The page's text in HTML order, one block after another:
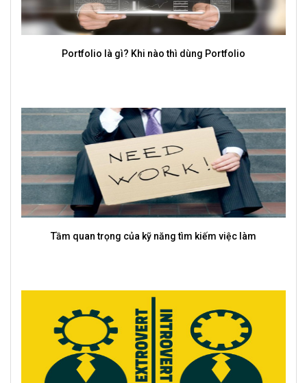
Portfolio là gì? Khi nào thì dùng Portfolio
Tầm quan trọng của kỹ năng tìm kiếm việc làm